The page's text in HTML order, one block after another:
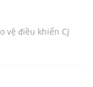
vệ điều khiển CJ